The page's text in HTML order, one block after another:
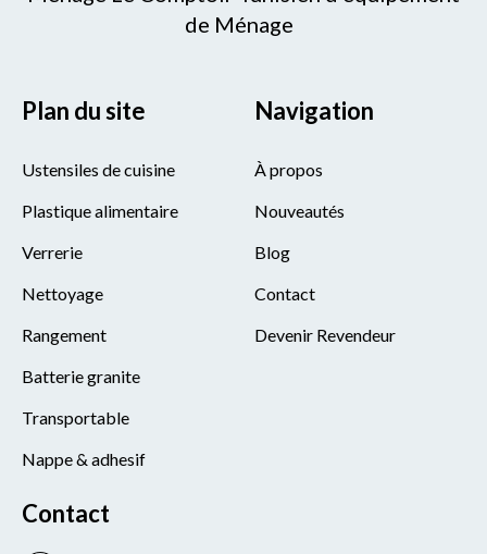
de Ménage
Plan du site
Ustensiles de cuisine
Plastique alimentaire
Verrerie
Nettoyage
Rangement
Batterie granite
Transportable
Nappe & adhesif
Navigation
À propos
Nouveautés
Blog
Contact
Devenir Revendeur
Contact